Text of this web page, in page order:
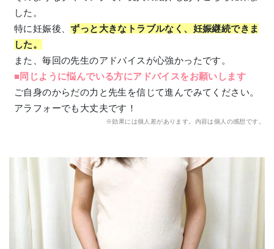
した。
特に妊娠後、ずっと大きなトラブルなく、妊娠継続できま
した。
また、毎回の先生のアドバイスが心強かったです。
■同じように悩んでいる方にアドバイスをお願いします
ご自身のからだの力と先生を信じて進んでみてください。
アラフォーでも大丈夫です！
※効果には個人差があります。内容は個人の感想です。